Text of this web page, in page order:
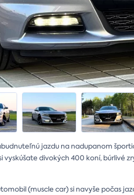
jazdu na nadupanom
vyskúšate divokých 400 koní, búrlivé
(muscle car) si navyše počas